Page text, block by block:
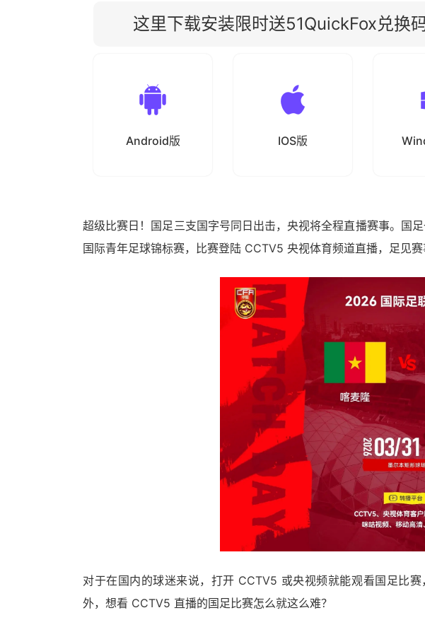
这里下载安装限时送51QuickFox兑换码
Android版 IOS版
超级比赛日！国足三支国字号同日出击，央视将全程直播赛事。国
国际青年足球锦标赛，比赛登陆 CCTV5 央视体育频道直播，足见赛
对于在国内的球迷来说，打开 CCTV5 或央视频就能观看国足比
外，想看 CCTV5 直播的国足比赛怎么就这么难？